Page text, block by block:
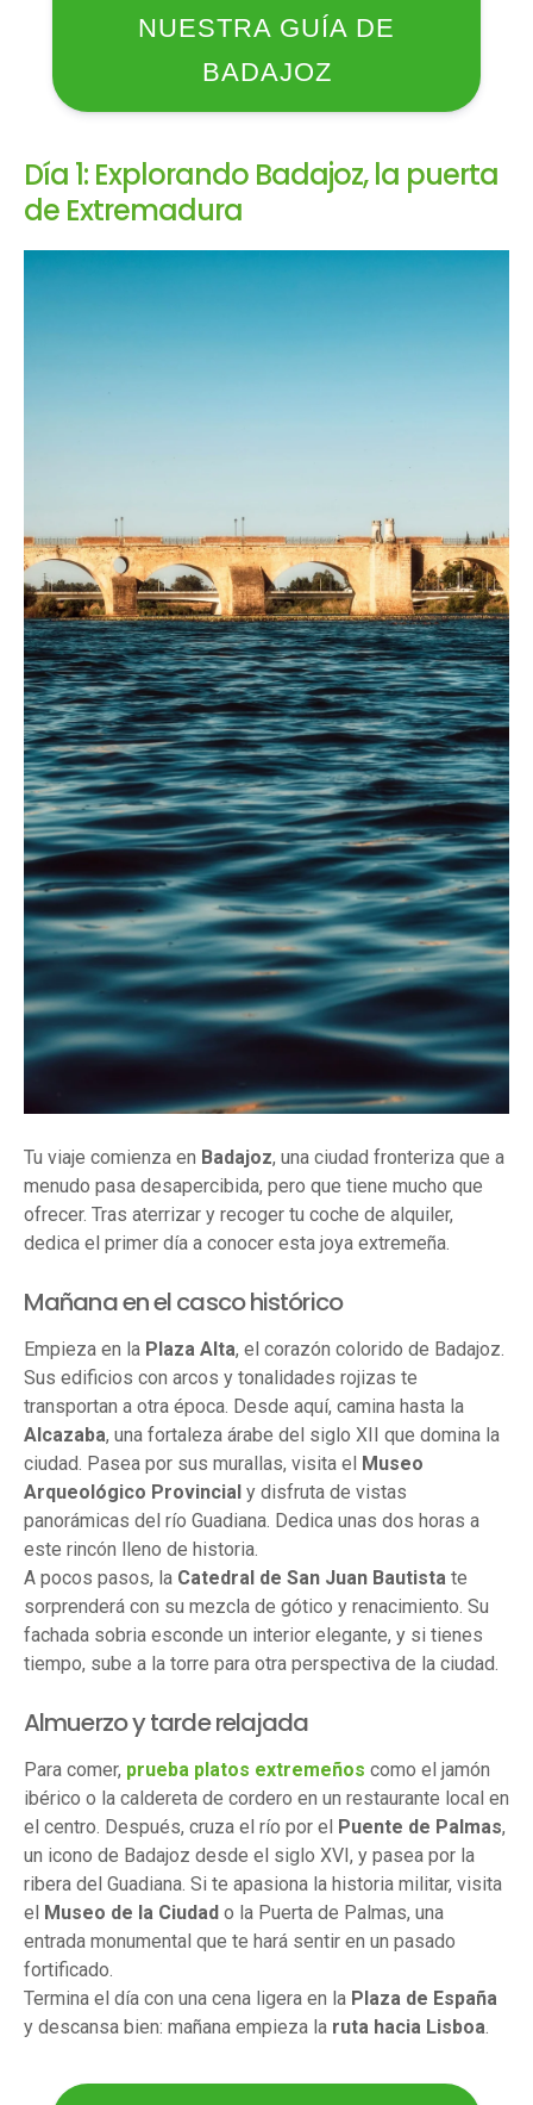
NUESTRA GUÍA DE
BADAJOZ
Día 1: Explorando Badajoz, la puerta
de Extremadura
Tu viaje comienza en Badajoz, una ciudad fronteriza que a
menudo pasa desapercibida, pero que tiene mucho que
ofrecer. Tras aterrizar y recoger tu coche de alquiler,
dedica el primer día a conocer esta joya extremeña.
Mañana en el casco histórico
Empieza en la Plaza Alta, el corazón colorido de Badajoz.
Sus edificios con arcos y tonalidades rojizas te
transportan a otra época. Desde aquí, camina hasta la
Alcazaba, una fortaleza árabe del siglo XII que domina la
ciudad. Pasea por sus murallas, visita el Museo
Arqueológico Provincial y disfruta de vistas
panorámicas del río Guadiana. Dedica unas dos horas a
este rincón lleno de historia.
A pocos pasos, la Catedral de San Juan Bautista te
sorprenderá con su mezcla de gótico y renacimiento. Su
fachada sobria esconde un interior elegante, y si tienes
tiempo, sube a la torre para otra perspectiva de la ciudad.
Almuerzo y tarde relajada
Para comer, prueba platos extremeños como el jamón
ibérico o la caldereta de cordero en un restaurante local en
el centro. Después, cruza el río por el Puente de Palmas,
un icono de Badajoz desde el siglo XVI, y pasea por la
ribera del Guadiana. Si te apasiona la historia militar, visita
el Museo de la Ciudad o la Puerta de Palmas, una
entrada monumental que te hará sentir en un pasado
fortificado.
Termina el día con una cena ligera en la Plaza de España
y descansa bien: mañana empieza la ruta hacia Lisboa.